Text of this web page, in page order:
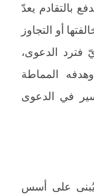
بالتقادم يعدّ
أو التجاوز
فترد الدعوى،
المماطة
في الدعوى
يُبنى على أسس